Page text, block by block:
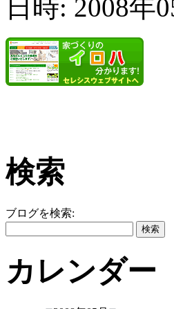
日時: 2008年
検索
ブログを検索:
カレンダー